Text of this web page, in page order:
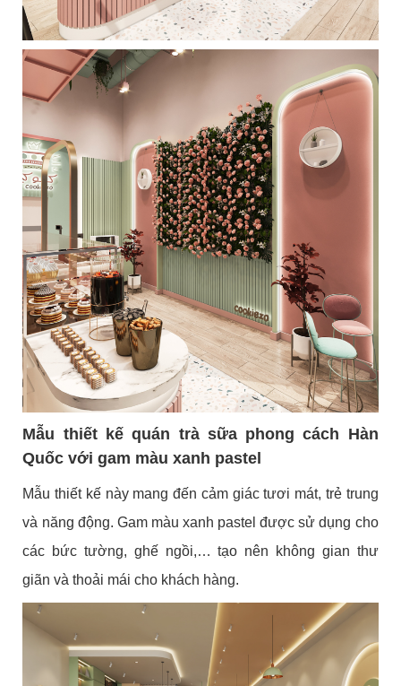
Mẫu thiết kế quán trà sữa phong cách Hàn
Quốc với gam màu xanh pastel
Mẫu thiết kế này mang đến cảm giác tươi mát, trẻ trung
và năng động. Gam màu xanh pastel được sử dụng cho
các bức tường, ghế ngồi,… tạo nên không gian thư
giãn và thoải mái cho khách hàng.